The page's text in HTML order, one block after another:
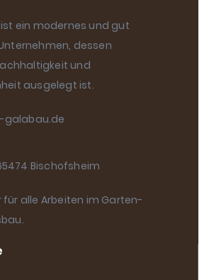
ein modernes und gut
dessen
und
ausgelegt ist.
galabau.de
Bischofsheim
für alle Arbeiten im Garten-